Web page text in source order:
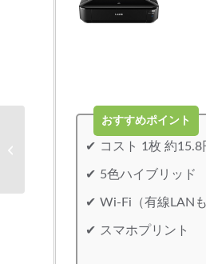
おすすめポイント
コスト 1枚 約15.8
5色ハイブリッド
Wi-Fi（有線LANも
スマホプリント
PIXUS iP8730